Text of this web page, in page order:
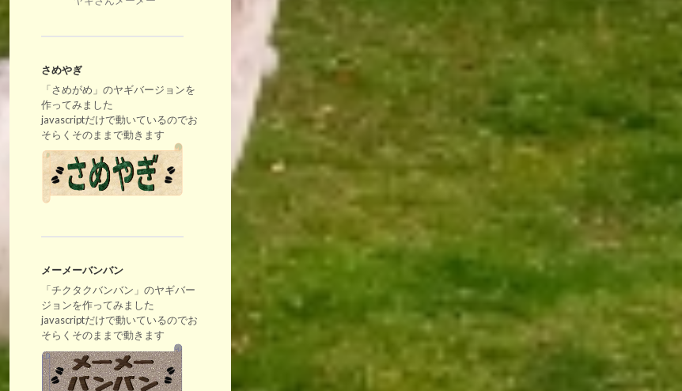
さめやぎ
「さめがめ」のヤギバージョンを
作ってみました
javascriptだけで動いているのでお
そらくそのままで動きます
メーメーバンバン
「チクタクバンバン」のヤギバー
ジョンを作ってみました
javascriptだけで動いているのでお
そらくそのままで動きます